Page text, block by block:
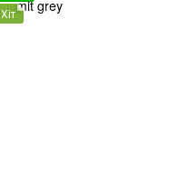
Хіт